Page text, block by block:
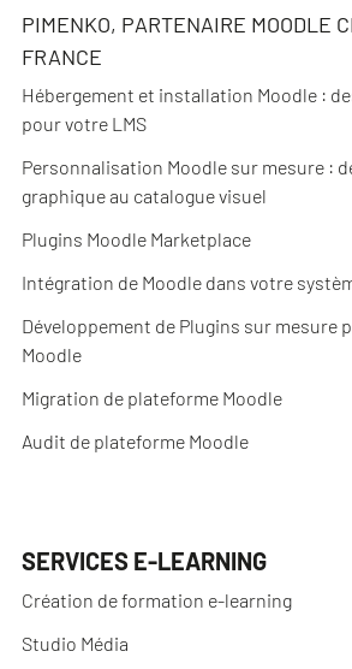
PIMENKO, PARTENAIRE MOODLE
FRANCE
Hébergement et installation Moodle :
pour votre LMS
Personnalisation Moodle sur mesure :
graphique au catalogue visuel
Plugins Moodle Marketplace
Intégration de Moodle dans votre
Développement de Plugins sur mesure
Moodle
Migration de plateforme Moodle
Audit de plateforme Moodle
SERVICES E-LEARNING
Création de formation e-learning
Studio Média